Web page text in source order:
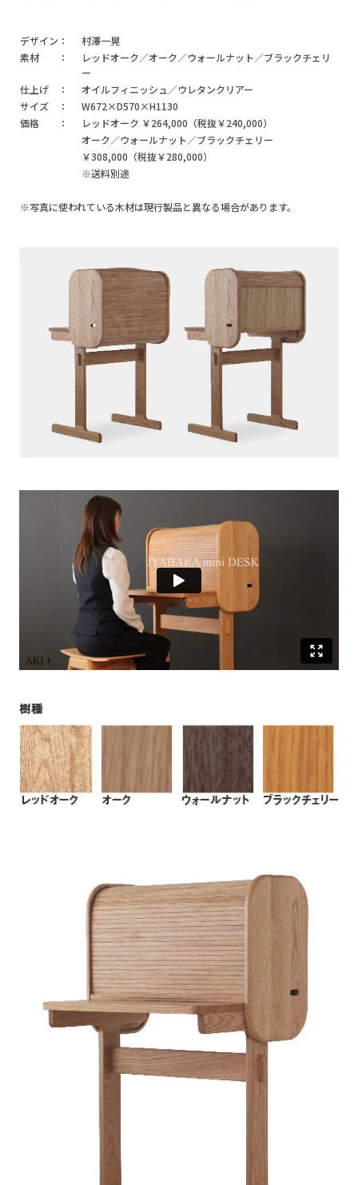
デザイン：
村澤一晃
素材 ：
レッドオーク／オーク／ウォールナット／ブラックチェリ
ー
仕上げ ：
オイルフィニッシュ／ウレタンクリアー
サイズ ：
W672×D570×H1130
価格 ：
レッドオーク ￥264,000（税抜￥240,000）
オーク／ウォールナット／ブラックチェリー
￥308,000（税抜￥280,000）
※送料別途
※写真に使われている木材は現行製品と異なる場合があります。